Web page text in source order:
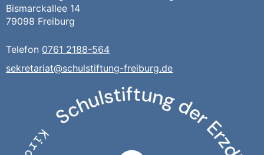
Bismarckallee 14
79098 Freiburg
Telefon 0761 2188-564
sekretariat@schulstiftung-freiburg.de